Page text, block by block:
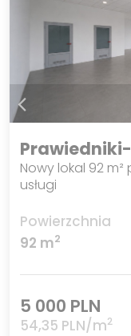
Nowy lokal 92
usługi
Powierzchnia
92 m2
5 000 PLN
54,35 PLN/m2